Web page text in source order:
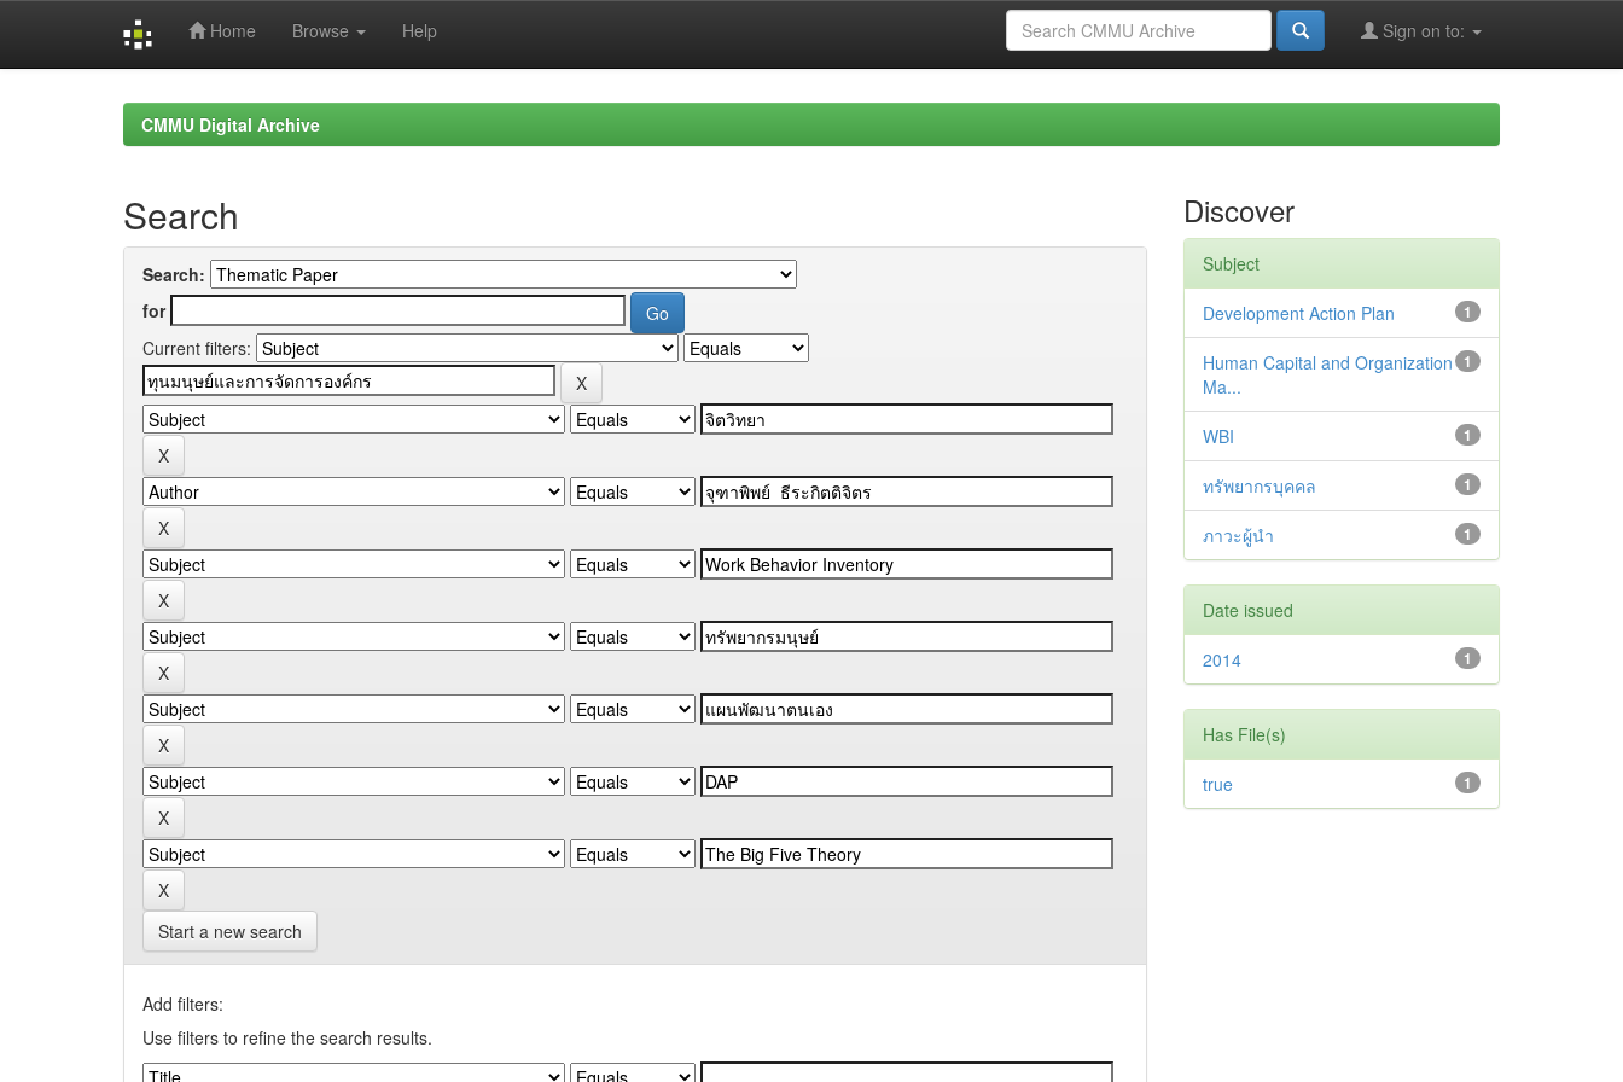
Home Browse Help Sign on to:
CMMU Digital Archive
Search
Search:
for
Current filters:
Start a new search
Add filters:
Use filters to refine the search results.
Discover
Subject
1
Development Action Plan
1
Human Capital and Organization
Ma...
1
WBI
1
ทรัพยากรบุคคล
1
ภาวะผู้นำ
Date issued
1
2014
Has File(s)
1
true